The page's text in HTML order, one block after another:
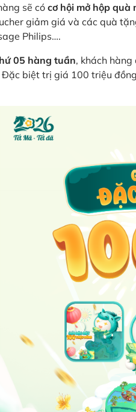
sẽ có cơ hội mở hộp
giảm giá và các quà
Philips….
05 hàng tuần, khách
Đặc biệt trị giá 100 triệu